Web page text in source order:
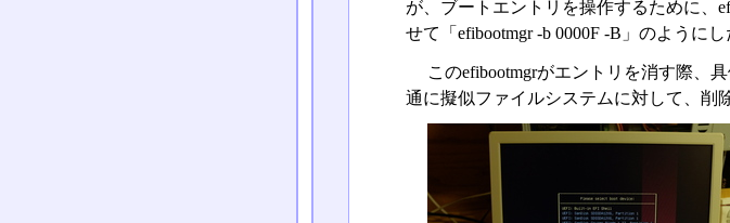
が、ブートエントリを操作するために、
せて「efibootmgr -b 0000F -B」のように
このefibootmgrがエントリを消す際、
通に擬似ファイルシステムに対して、削